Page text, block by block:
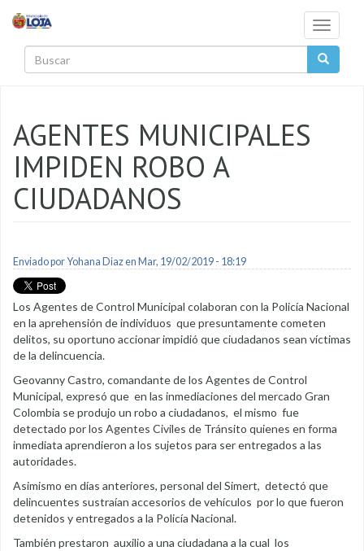
Toggle
AGENTES MUNICIPALES
IMPIDEN ROBO A
CIUDADANOS
Enviado porYohana Diazen Mar, 19/02/2019 - 18:19
Los Agentes de Control Municipal colaboran con la Policía Nacional
en la aprehensión de individuos que presuntamente cometen
delitos, su oportuno accionar impidió que ciudadanos sean víctimas
de la delincuencia.
Geovanny Castro, comandante de los Agentes de Control
Municipal, expresó que en las inmediaciones del mercado Gran
Colombia se produjo un robo a ciudadanos, el mismo fue
detectado por los Agentes Civiles de Tránsito quienes en forma
inmediata aprendieron a los sujetos para ser entregados a las
autoridades.
Asimismo en días anteriores, personal del Simert, detectó que
delincuentes sustraían accesorios de vehículos por lo que fueron
detenidos y entregados a la Policía Nacional.
También prestaron auxilio a una ciudadana a la cual los